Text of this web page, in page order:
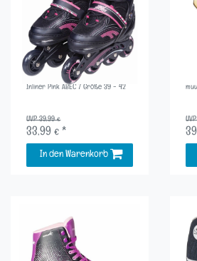
Inliner Pink ABEC 7 Größe 39 - 42
UVP 39,99 €
33,99 € *
In den Warenkorb